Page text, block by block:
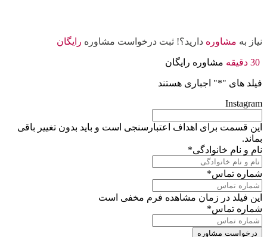
نیاز به مشاوره دارید؟! ثبت درخواست مشاوره رایگان
مشاوره رایگان
فیلد های "*" اجباری هستند
Instagram
این قسمت برای اهداف اعتبارسنجی است و باید بدون تغییر باقی
بماند.
نام و نام خانوادگی*
شماره تماس*
این فیلد در زمان مشاهده فرم مخفی است
شماره تماس*